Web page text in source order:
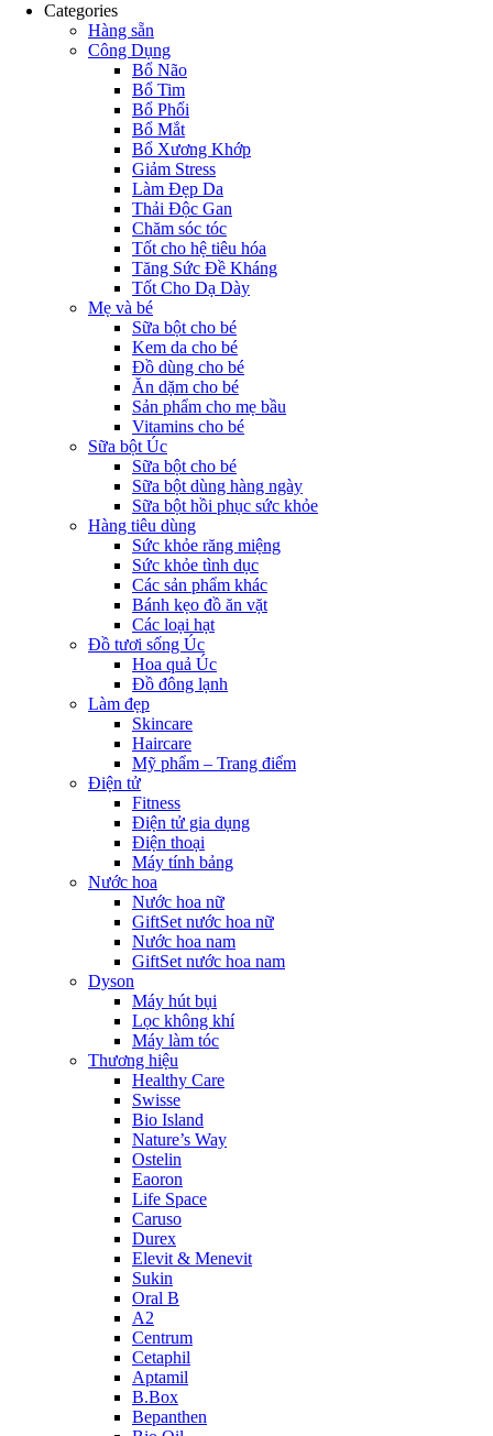
Categories
Hàng sẵn
Công Dụng
Bổ Não
Bổ Tim
Bổ Phổi
Bổ Mắt
Bổ Xương Khớp
Giảm Stress
Làm Đẹp Da
Thải Độc Gan
Chăm sóc tóc
Tốt cho hệ tiêu hóa
Tăng Sức Đề Kháng
Tốt Cho Dạ Dày
Mẹ và bé
Sữa bột cho bé
Kem da cho bé
Đồ dùng cho bé
Ăn dặm cho bé
Sản phẩm cho mẹ bầu
Vitamins cho bé
Sữa bột Úc
Sữa bột cho bé
Sữa bột dùng hàng ngày
Sữa bột hồi phục sức khỏe
Hàng tiêu dùng
Sức khỏe răng miệng
Sức khỏe tình dục
Các sản phẩm khác
Bánh kẹo đồ ăn vặt
Các loại hạt
Đồ tươi sống Úc
Hoa quả Úc
Đồ đông lạnh
Làm đẹp
Skincare
Haircare
Mỹ phẩm – Trang điểm
Điện tử
Fitness
Điện tử gia dụng
Điện thoại
Máy tính bảng
Nước hoa
Nước hoa nữ
GiftSet nước hoa nữ
Nước hoa nam
GiftSet nước hoa nam
Dyson
Máy hút bụi
Lọc không khí
Máy làm tóc
Thương hiệu
Healthy Care
Swisse
Bio Island
Nature’s Way
Ostelin
Eaoron
Life Space
Caruso
Durex
Elevit & Menevit
Sukin
Oral B
A2
Centrum
Cetaphil
Aptamil
B.Box
Bepanthen